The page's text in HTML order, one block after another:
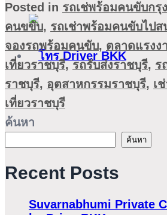
Posted in รถเช่พร้อมคนขับกรุ
คนขขับ, รถเช่าพร้อมคนขับไป
จองรถพร้อมคนขับ, ตลาดแรงง
เที่ยวราชบุรี,รถรับส่งราชบุรี, ร
ราชบุรี, อุตสาหกรรมราชบุรี, เ
เที่ยวราชบุรี
ค้นหา
ค้นหา
Recent Posts
Suvarnabhumi Private